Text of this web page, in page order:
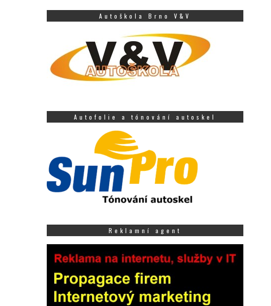
Autoškola Brno V&V
Autofolie a tónování autoskel
Reklamní agent